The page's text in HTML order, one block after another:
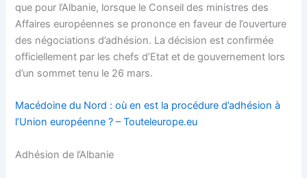
que pour l’Albanie, lorsque le Conseil des ministres des
Affaires européennes se prononce en faveur de l’ouverture
des négociations d’adhésion. La décision est confirmée
officiellement par les chefs d’Etat et de gouvernement lors
d’un sommet tenu le 26 mars.
Macédoine du Nord : où en est la procédure d’adhésion à
l’Union européenne ? – Touteleurope.eu
Adhésion de l’Albanie